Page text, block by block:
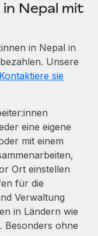
in Nepal mit
in Nepal in
Unsere
Kontaktiere sie
eine eigene
mit einem
Ort einstellen
für die
Verwaltung
in Ländern wie
Besonders ohne